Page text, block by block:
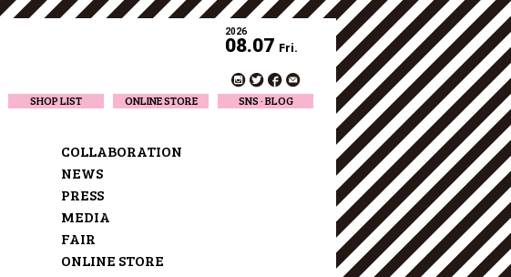
2026
08.07 Fri.
SHOP LIST ONLINE STORE SNS · BLOG
COLLABORATION
NEWS
PRESS
MEDIA
FAIR
ONLINE STORE